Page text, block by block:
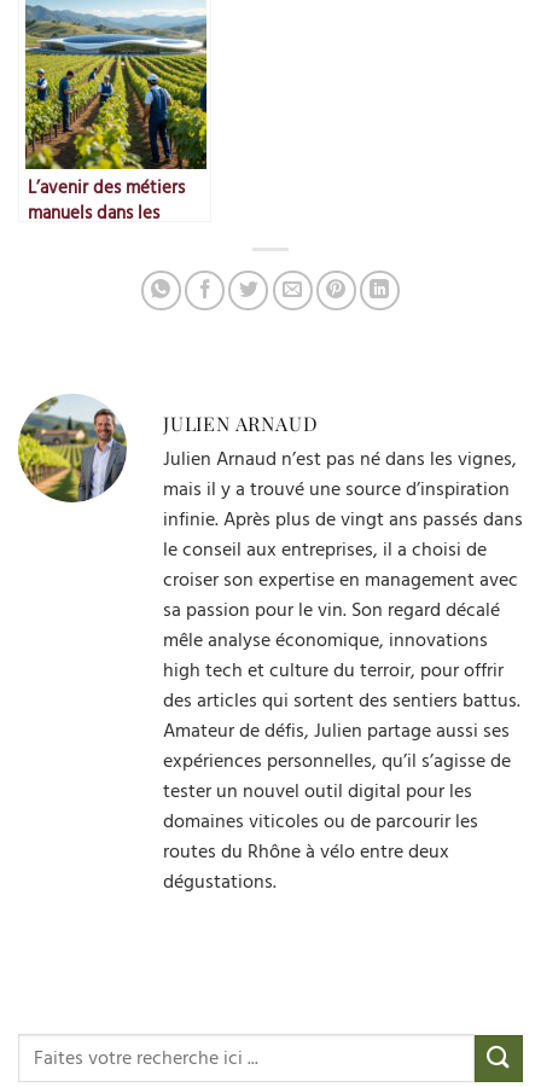
L’avenir des métiers
manuels dans les
JULIEN ARNAUD
Julien Arnaud n’est pas né dans les vignes,
mais il y a trouvé une source d’inspiration
infinie. Après plus de vingt ans passés dans
le conseil aux entreprises, il a choisi de
croiser son expertise en management avec
sa passion pour le vin. Son regard décalé
mêle analyse économique, innovations
high tech et culture du terroir, pour offrir
des articles qui sortent des sentiers battus.
Amateur de défis, Julien partage aussi ses
expériences personnelles, qu’il s’agisse de
tester un nouvel outil digital pour les
domaines viticoles ou de parcourir les
routes du Rhône à vélo entre deux
dégustations.